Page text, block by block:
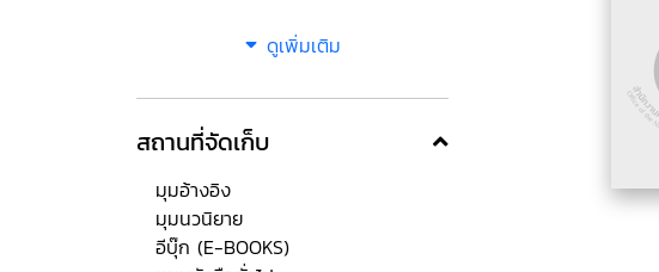
ดูเพิ่มเติม
สถานที่จัดเก็บ
มุมอ้างอิง
มุมนวนิยาย
อีบุ๊ก (E-BOOKS)